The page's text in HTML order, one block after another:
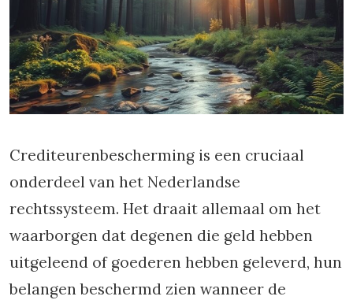
Crediteurenbescherming is een cruciaal
onderdeel van het Nederlandse
rechtssysteem. Het draait allemaal om het
waarborgen dat degenen die geld hebben
uitgeleend of goederen hebben geleverd, hun
belangen beschermd zien wanneer de